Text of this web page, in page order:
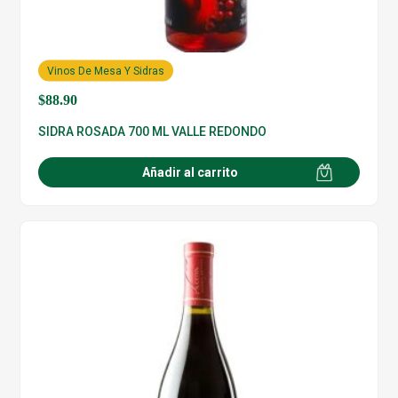
$88.90
Vinos De Mesa Y Sidras
SIDRA ROSADA 700 ML VALLE REDONDO
Añadir al carrito